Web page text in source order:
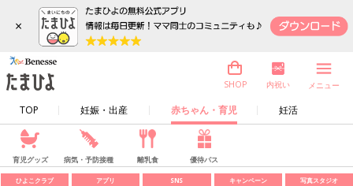
×
TOP 妊娠・出産 赤ちゃん・育児 妊活
SHOP 内祝い メニュー
育児グッズ 病気・予防接種 離乳食 優待パス
ひよこクラブ アプリ SNS キャンペーン 写真スタジオ